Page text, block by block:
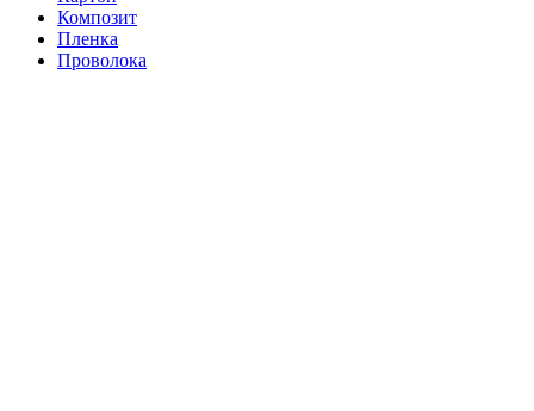
Композит
Пленка
Проволока